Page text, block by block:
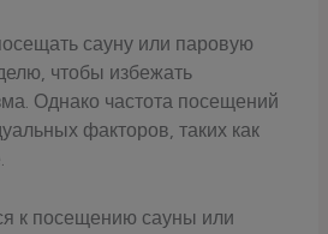
сауну или паровую
чтобы избежать
Однако частота посещений
факторов, таких как
к посещению сауны или